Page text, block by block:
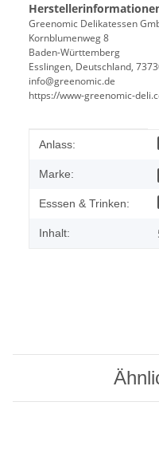
Greenomic Delikatessen
Kornblumenweg 8
Baden-Württemberg
Esslingen, Deutschland,
info@greenomic.de
https://www-greenomic-
Produkteigenschaft
Wert
Anlass:
Marke:
Esssen & Trinken:
Inhalt: